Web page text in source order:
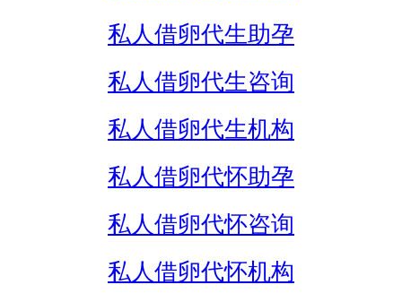
私人借卵代生助孕
私人借卵代生咨询
私人借卵代生机构
私人借卵代怀助孕
私人借卵代怀咨询
私人借卵代怀机构